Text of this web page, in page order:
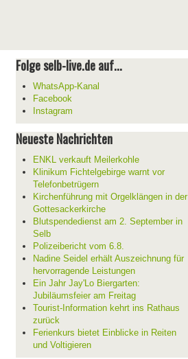
Folge selb-live.de auf...
WhatsApp-Kanal
Facebook
Instagram
Neueste Nachrichten
ENKL verkauft Meilerkohle
Klinikum Fichtelgebirge warnt vor
Telefonbetrügern
Kirchenführung mit Orgelklängen in der
Gottesackerkirche
Blutspendedienst am 2. September in
Selb
Polizeibericht vom 6.8.
Nadine Seidel erhält Auszeichnung für
hervorragende Leistungen
Ein Jahr Jay'Lo Biergarten:
Jubiläumsfeier am Freitag
Tourist-Information kehrt ins Rathaus
zurück
Ferienkurs bietet Einblicke in Reiten
und Voltigieren